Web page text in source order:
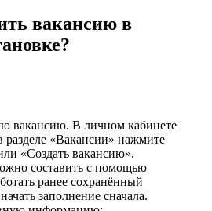
вакансию в
вакансию. В личном кабинете
разделе «Вакансии» нажмите
«Создать вакансию».
составить с помощью
ранее сохранённый
заполнение сначала.